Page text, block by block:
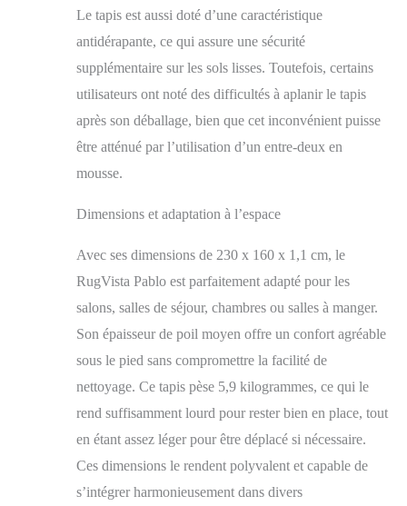
polypropylène utilisé a
l'usure, est écologique,
non pelucheux et
assure une isolation
phonique et thermique.
VOTRE
SPÉCIALISTE DU
production de tapis et
raffiné et une qualité
supérieure
Le tapis est aussi doté d’une caractéristique
antidérapante, ce qui assure une sécurité
supplémentaire sur les sols lisses. Toutefois, certains
utilisateurs ont noté des difficultés à aplanir le tapis
après son déballage, bien que cet inconvénient puisse
être atténué par l’utilisation d’un entre-deux en
mousse.
Dimensions et adaptation à l’espace
Avec ses dimensions de 230 x 160 x 1,1 cm, le
RugVista Pablo est parfaitement adapté pour les
salons, salles de séjour, chambres ou salles à manger.
Son épaisseur de poil moyen offre un confort agréable
sous le pied sans compromettre la facilité de
nettoyage. Ce tapis pèse 5,9 kilogrammes, ce qui le
rend suffisamment lourd pour rester bien en place, tout
en étant assez léger pour être déplacé si nécessaire.
Ces dimensions le rendent polyvalent et capable de
s’intégrer harmonieusement dans divers